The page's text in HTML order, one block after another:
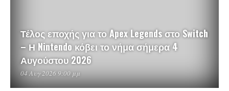
Τέλος εποχής για το Apex Legends στο Switch
– Η Nintendo κόβει το νήμα σήμερα 4
Αυγούστου 2026
04 Αυγ 2026 9:00 μμ